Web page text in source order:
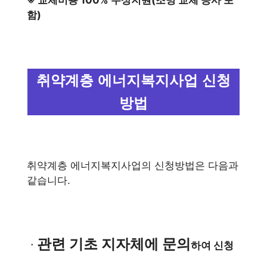
함)
취약계층 에너지복지사업 신청
방법
취약계층 에너지복지사업의 신청방법은 다음과
같습니다.
ㆍ 관련 기초 지자체에 문의하여 신청